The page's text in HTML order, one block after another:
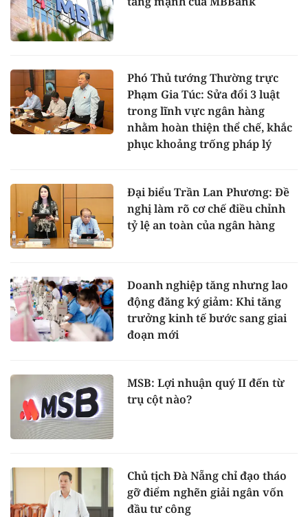
Phó Thủ tướng Thường trực
Phạm Gia Túc: Sửa đổi 3 luật
trong lĩnh vực ngân hàng
nhằm hoàn thiện thể chế, khắc
phục khoảng trống pháp lý
Đại biểu Trần Lan Phương: Đề
nghị làm rõ cơ chế điều chỉnh
tỷ lệ an toàn của ngân hàng
Doanh nghiệp tăng nhưng lao
động đăng ký giảm: Khi tăng
trưởng kinh tế bước sang giai
đoạn mới
MSB: Lợi nhuận quý II đến từ
trụ cột nào?
Chủ tịch Đà Nẵng chỉ đạo tháo
gỡ điểm nghẽn giải ngân vốn
đầu tư công